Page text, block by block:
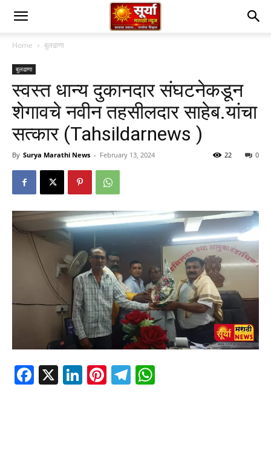
Home बुलढाणा
बुलढाणा
स्वस्त धान्य दुकानदार संघटनेकडून
शेगावचे नवीन तहसीलदार साहेब.यांचा
सत्कार (Tahsildarnews )
By Surya Marathi News - February 13, 2024 0
22
Facebook
X LinkedIn
Pinterest
Telegram